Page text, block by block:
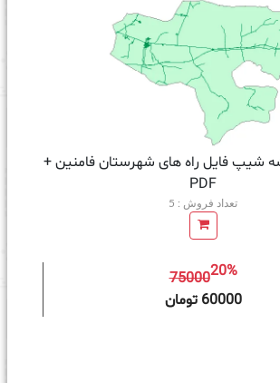
شیپ فایل راه های شهرستان فامنین +
PDF
تعداد فروش : 5
7500020%
60000 تومان